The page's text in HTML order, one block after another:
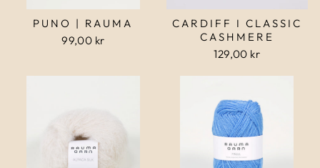
PUNO | RAUMA
99,00 kr
CARDIFF I CLASSIC
CASHMERE
129,00 kr